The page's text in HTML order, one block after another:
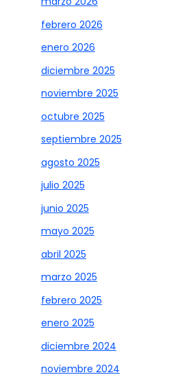
febrero 2026
enero 2026
diciembre 2025
noviembre 2025
octubre 2025
septiembre 2025
agosto 2025
julio 2025
junio 2025
mayo 2025
abril 2025
marzo 2025
febrero 2025
enero 2025
diciembre 2024
noviembre 2024